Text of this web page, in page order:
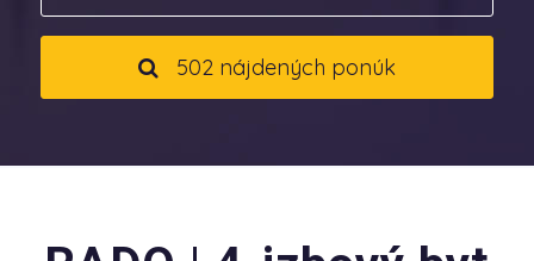
502 nájdených ponúk